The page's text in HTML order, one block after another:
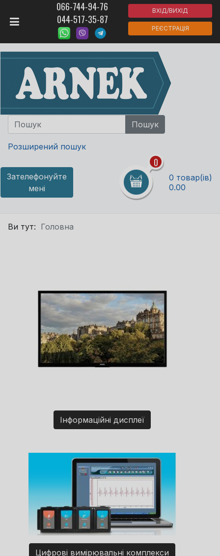
066-744-94-76
044-517-35-87
ВХІД/ВИХІД
РЕЄСТРАЦІЯ
Розширений пошук
Зателефонуйте
мені
0
0 товар(ів)
0.00
Ви тут: Головна
Інформаційні дисплеї
Цифрові вимірювальні комплекси